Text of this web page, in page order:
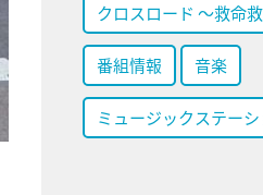
クロスロード ～救命
番組情報 音楽
ミュージックステー